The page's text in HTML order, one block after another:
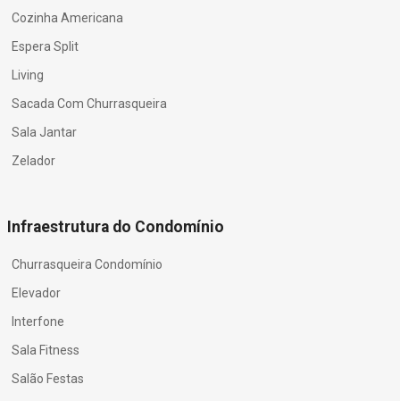
Cozinha Americana
Espera Split
Living
Sacada Com Churrasqueira
Sala Jantar
Zelador
Infraestrutura do Condomínio
Churrasqueira Condomínio
Elevador
Interfone
Sala Fitness
Salão Festas